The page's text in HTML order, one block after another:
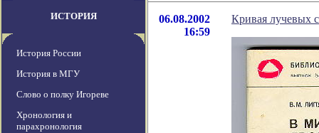
ИСТОРИЯ
История России
История в МГУ
Слово о полку Игореве
Хронология и
парахронология
06.08.2002
16:59
Кривая лучевых